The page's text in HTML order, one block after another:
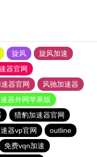
旋风
旋风加速
器官网
器官网
风驰加速器
器外网苹果版
猎豹加速器官网
器vp官网
outline
免费vqn加速